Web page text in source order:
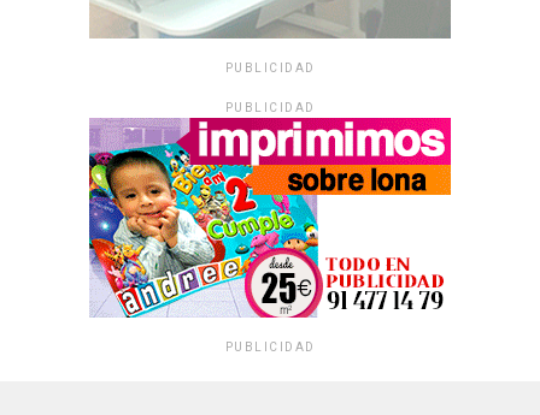
PUBLICIDAD
PUBLICIDAD
PUBLICIDAD